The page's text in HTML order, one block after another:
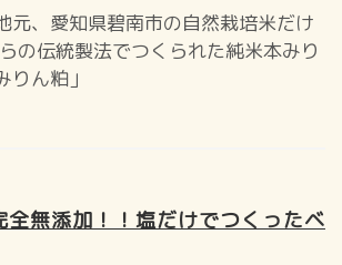
元、愛知県碧南市の自然栽培米だけ
の伝統製法でつくられた純米本みり
りん粕」
全無添加！！塩だけでつくったベ